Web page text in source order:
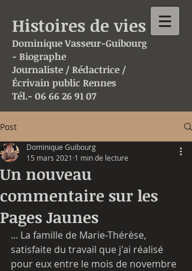
Histoires de vies
DominiqueVasseur-Guibourg
- Biographe
Journaliste / Rédactrice /
Écrivain public Rennes
Tél.- 06 66 26 91 07
Post
Un nouveau
commentaire sur les
Pages Jaunes
Dominique Guibourg
15 mars 2021 1 min de lecture
... La famille de Marie-Thérèse,
satisfaite du travail que j'ai réalisé
pour eux entre le mois de novembre